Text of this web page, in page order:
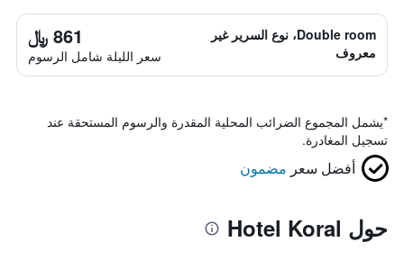
Double room، نوع السرير غير
معروف
861 ﷼
سعر الليلة شامل الرسوم
*يشمل المجموع الضرائب المحلية المقدرة والرسوم المستحقة عند
تسجيل المغادرة.
أفضل سعر مضمون
حول Hotel Koral